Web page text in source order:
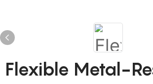
Flexible Metal-